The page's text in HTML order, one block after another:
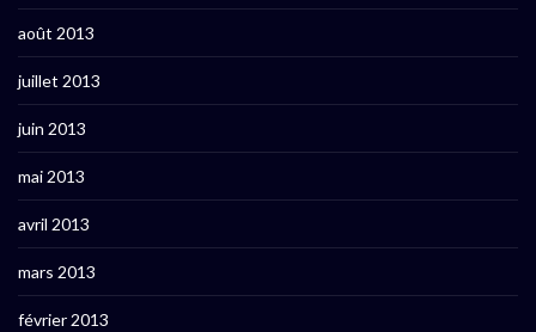
août 2013
juillet 2013
juin 2013
mai 2013
avril 2013
mars 2013
février 2013